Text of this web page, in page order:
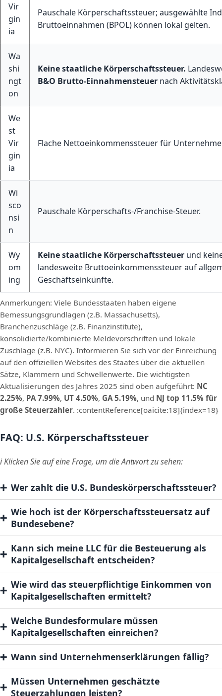
Vir
gin
ia
Pauschale Körperschaftssteuer; ausgewählte
Bruttoeinnahmen (BPOL) können lokal gelten.
Wa
shi
ngt
on
Keine staatliche Körperschaftssteuer.
B&O Brutto-Einnahmensteuer nach
We
st
Vir
gin
ia
Flache Nettoeinkommenssteuer für
Wi
sco
nsi
n
Pauschale Körperschafts-/Franchise-Steuer.
Wy
om
ing
Keine staatliche Körperschaftssteuer und
landesweite Bruttoeinkommenssteuer auf
Geschäftseinkünfte.
Anmerkungen: Viele Bundesstaaten haben eigene
Bemessungsgrundlagen (z.B. Massachusetts),
Branchenzuschläge (z.B. Finanzinstitute),
konsolidierte/kombinierte Meldevorschriften und lokale
Zuschläge (z.B. NYC). Informieren Sie sich vor der Einreichung
auf den offiziellen Websites des Staates über die aktuellen
Sätze, Klammern und Schwellenwerte. Die wichtigsten
Aktualisierungen des Jahres 2025 sind oben aufgeführt: NC
2.25%, PA 7.99%, UT 4.50%, GA 5.19%, und NJ top 11.5% für
große Steuerzahler. :contentReference[oaicite:18]{index=18}
FAQ: U.S. Körperschaftssteuer
ℹ️ Klicken Sie auf eine Frage, um die Antwort zu sehen:
➕ Wer zahlt die U.S. Bundeskörperschaftssteuer?
➕ Wie hoch ist der Körperschaftssteuersatz auf
Bundesebene?
➕ Kann sich meine LLC für die Besteuerung als
Kapitalgesellschaft entscheiden?
➕ Wie wird das steuerpflichtige Einkommen von
Kapitalgesellschaften ermittelt?
➕ Welche Bundesformulare müssen
Kapitalgesellschaften einreichen?
➕ Wann sind Unternehmenserklärungen fällig?
➕ Müssen Unternehmen geschätzte
Steuerzahlungen leisten?